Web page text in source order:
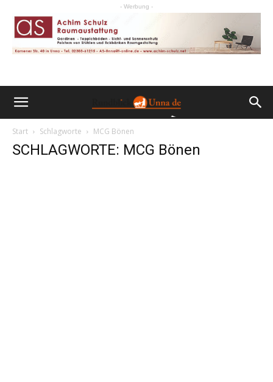
- Werbung -
Start Schlagworte MCG Bönen
SCHLAGWORTE: MCG Bönen